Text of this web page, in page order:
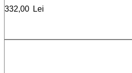
332,00 Lei